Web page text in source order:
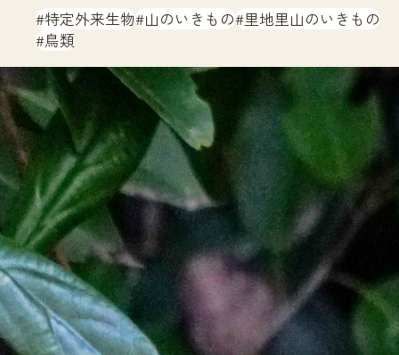
サイトポリシー
プライバシーポリシー
ニュースTOP
市の取組み
いきものガイド
いきものガイドTOP
注目のいきもの
生物多様性のめぐみ
いきもの図鑑
おでかけコース
保全アクション
イベント
いきもの調査隊
調査レポート
調査レポートTOP
調査結果
ふくおかいきものマップ
マッチング
マッチングTOP
掲載申し込みフォーム
お問合せ
特定外来生物 山のいきもの 里地里山のいきもの
鳥類